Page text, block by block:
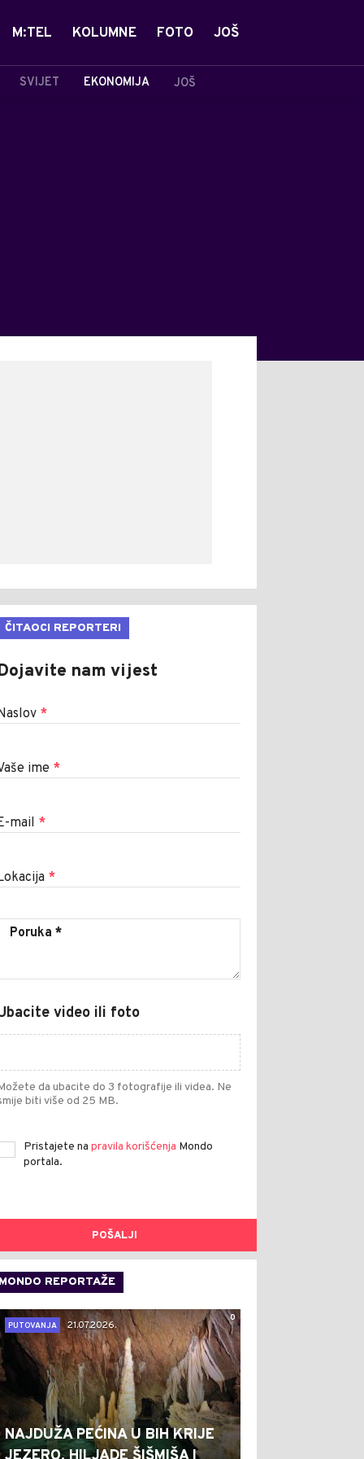
SVIJET EKONOMIJA JOŠ
M:TEL KOLUMNE FOTO JOŠ
ČITAOCI REPORTERI
nam vijest
*
ime *
mail *
*
video ili foto
da ubacite do 3 fotografije ili videa. Ne
biti više od 25 MB.
Pristajete na pravila korišćenja Mondo
portala.
POŠALJI
MONDO REPORTAŽE
0
PUTOVANJA
21.07.2026.
NAJDUŽA PEĆINA U BIH KRIJE